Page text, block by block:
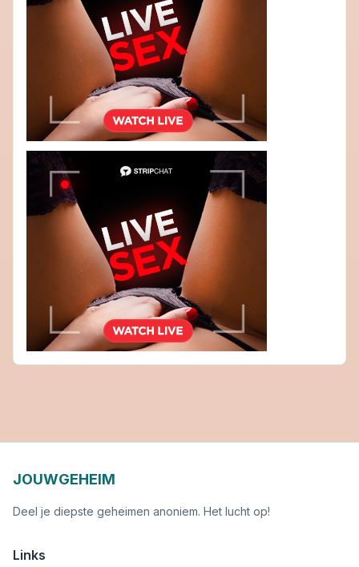
JOUWGEHEIM
Deel je diepste geheimen anoniem. Het lucht op!
Links